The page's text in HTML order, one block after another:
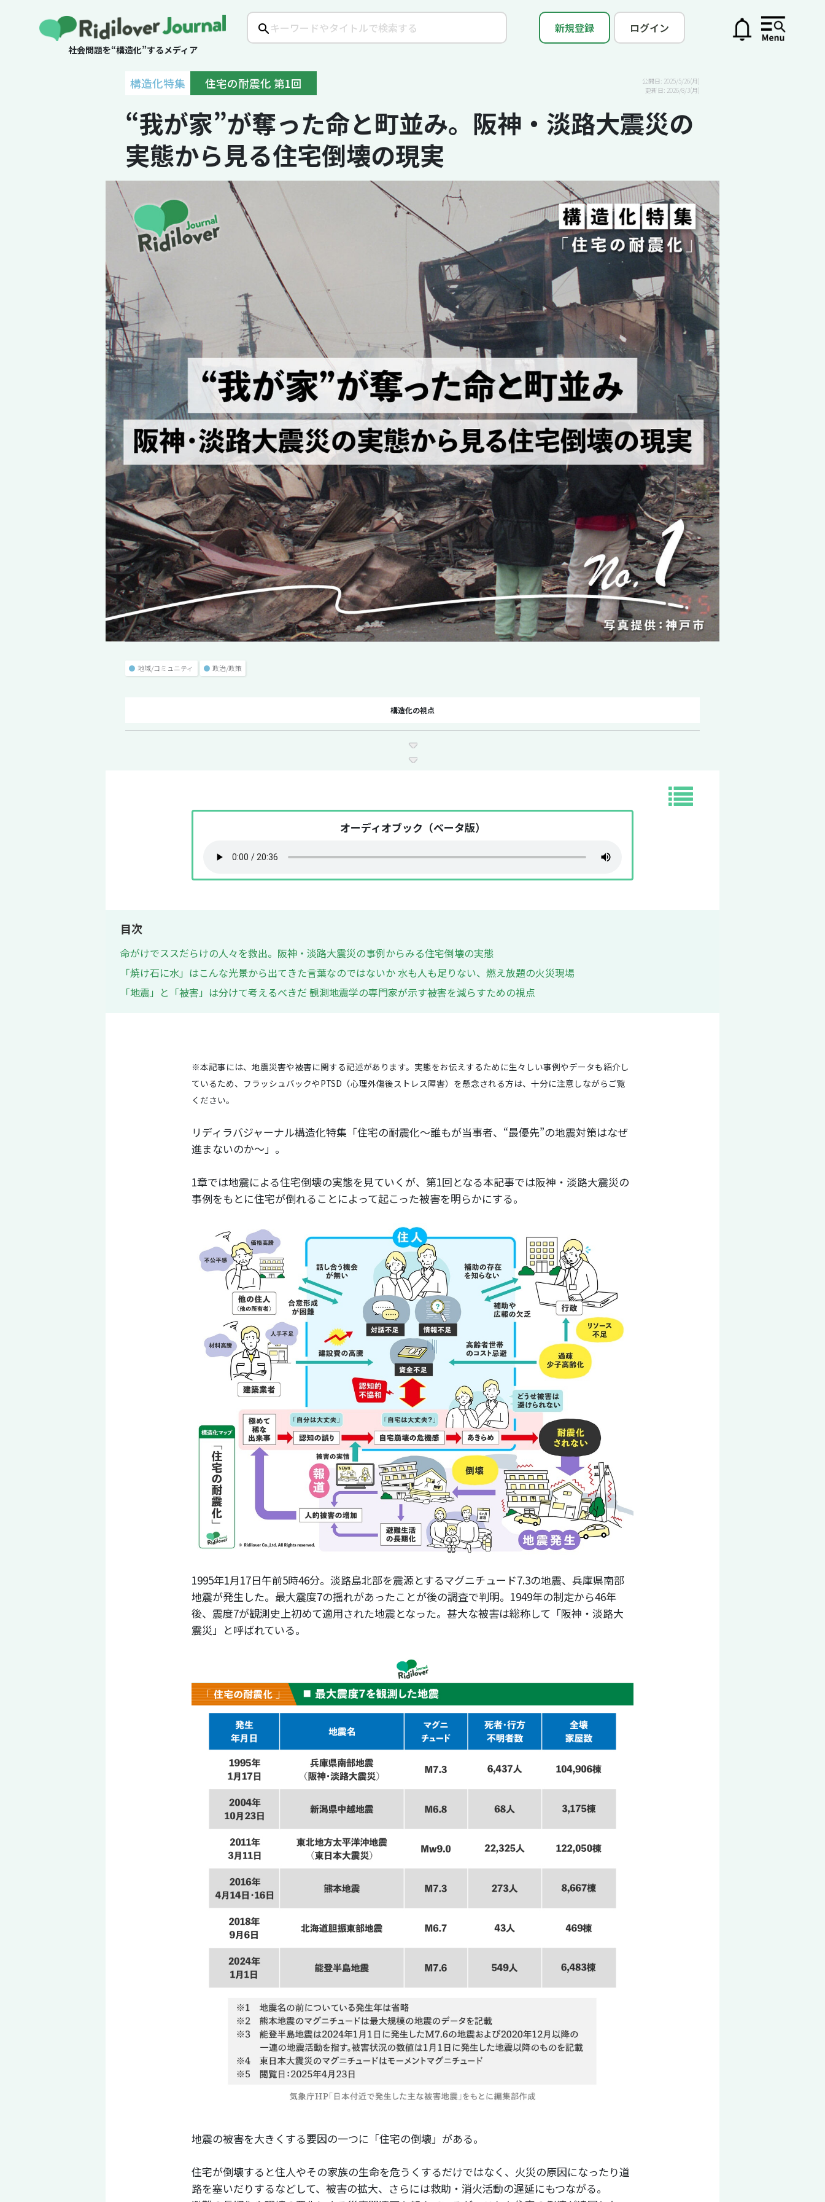
社会問題を“構造化”するメディア
新規登録 ログイン
構造化特集 住宅の耐震化 第1回
公開日: 2025/5/26(月)
更新日: 2026/8/3(月)
“我が家”が奪った命と町並み。阪神・淡路大震災の
実態から見る住宅倒壊の現実
● 地域/コミュニティ ● 政治/政策
構造化の視点
オーディオブック（ベータ版）
目次
命がけでススだらけの人々を救出。阪神・淡路大震災の事例からみる住宅倒壊の実態
「焼け石に水」はこんな光景から出てきた言葉なのではないか 水も人も足りない、燃え放題の火災現場
「地震」と「被害」は分けて考えるべきだ 観測地震学の専門家が示す被害を減らすための視点
※本記事には、地震災害や被害に関する記述があります。実態をお伝えするために生々しい事例やデータも紹介し
ているため、フラッシュバックやPTSD（心理外傷後ストレス障害）を懸念される方は、十分に注意しながらご覧
ください。
リディラバジャーナル構造化特集「住宅の耐震化～誰もが当事者、“最優先”の地震対策はなぜ
進まないのか～」。
1章では地震による住宅倒壊の実態を見ていくが、第1回となる本記事では阪神・淡路大震災の
事例をもとに住宅が倒れることによって起こった被害を明らかにする。
1995年1月17日午前5時46分。淡路島北部を震源とするマグニチュード7.3の地震、兵庫県南部
地震が発生した。最大震度7の揺れがあったことが後の調査で判明。1949年の制定から46年
後、震度7が観測史上初めて適用された地震となった。甚大な被害は総称して「阪神・淡路大
震災」と呼ばれている。
地震の被害を大きくする要因の一つに「住宅の倒壊」がある。
住宅が倒壊すると住人やその家族の生命を危うくするだけではなく、火災の原因になったり道
路を塞いだりするなどして、被害の拡大、さらには救助・消火活動の遅延にもつながる。